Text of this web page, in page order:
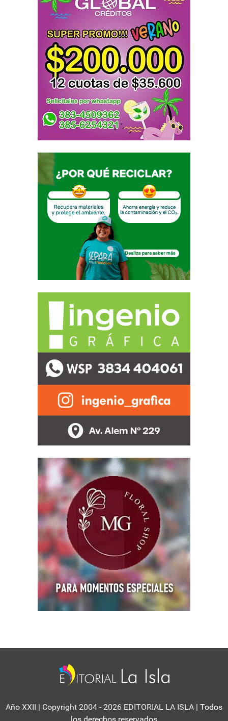
Año XXII | Copyright 2004 - 2026 EDITORIAL LA ISLA | Todos